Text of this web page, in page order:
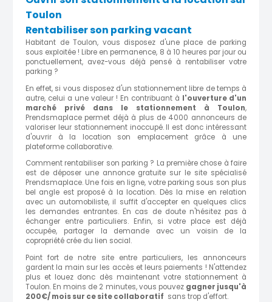
Toulon
Rentabiliser son parking vacant
Habitant de Toulon, vous disposez d'une place de parking
sous exploitée ! Libre en permanence, 8 à 10 heures par jour ou
ponctuellement, avez-vous déjà pensé à rentabiliser votre
parking ?
En effet, si vous disposez d'un stationnement libre de temps à
autre, celui a une valeur ! En contribuant à l'ouverture d'un
marché privé dans le stationnement à Toulon,
Prendsmaplace permet déjà à plus de 4000 annonceurs de
valoriser leur stationnement inoccupé. Il est donc intéressant
d'ouvrir à la location son emplacement grâce à une
plateforme collaborative.
Comment rentabiliser son parking ? La première chose à faire
est de déposer une annonce gratuite sur le site spécialisé
Prendsmaplace. Une fois en ligne, votre parking sous son plus
bel angle est proposé à la location. Dès la mise en relation
avec un automobiliste, il suffit d'accepter en quelques clics
les demandes entrantes. En cas de doute n'hésitez pas à
échanger entre particuliers. Enfin, si votre place est déjà
occupée, partager la demande avec un voisin de la
copropriété crée du lien social.
Point fort de notre site entre particuliers, les annonceurs
gardent la main sur les accès et leurs paiements ! N'attendez
plus et louez donc dès maintenant votre stationnement à
Toulon. En moins de 2 minutes, vous pouvez gagner jusqu'à
200€/ mois sur ce site collaboratif sans trop d'effort.